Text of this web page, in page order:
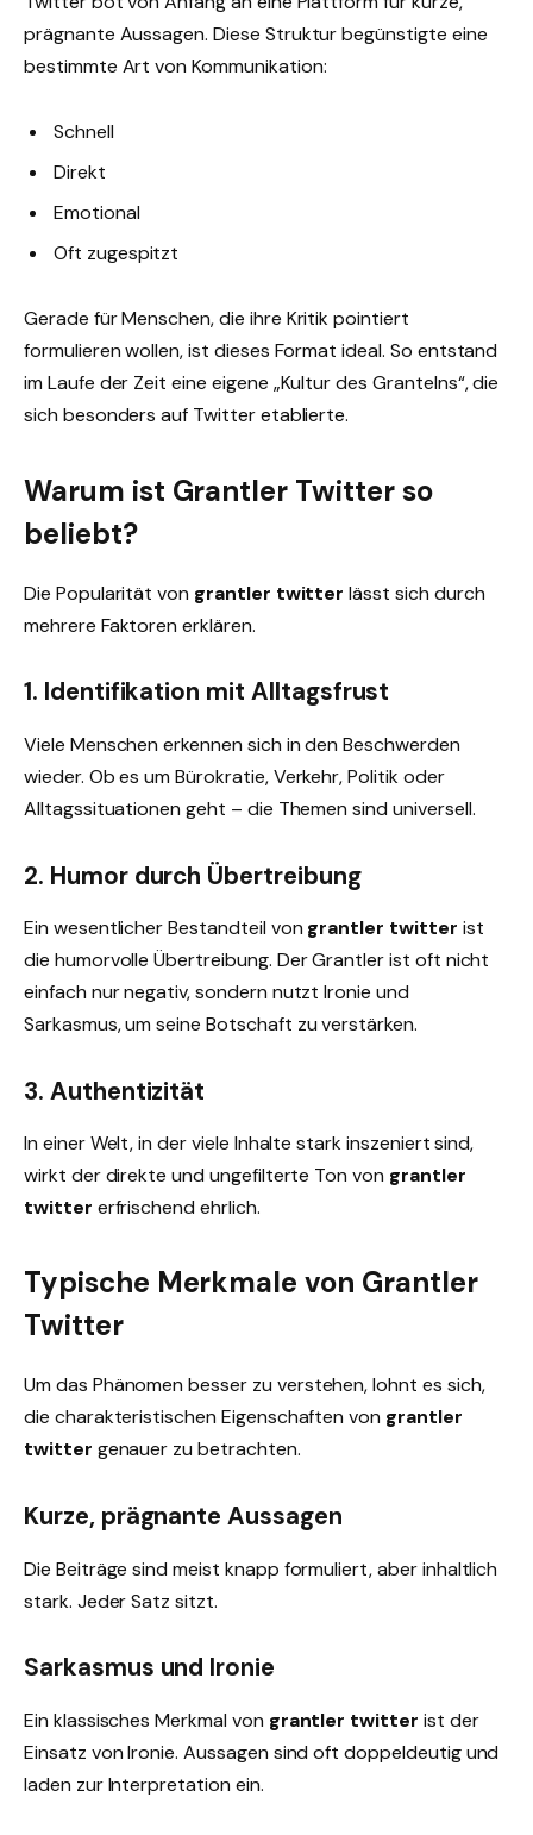
prägnante Aussagen. Diese Struktur begünstigte eine
bestimmte Art von Kommunikation:
Schnell
Direkt
Emotional
Oft zugespitzt
Gerade für Menschen, die ihre Kritik pointiert
formulieren wollen, ist dieses Format ideal. So entstand
im Laufe der Zeit eine eigene „Kultur des Grantelns“, die
sich besonders auf Twitter etablierte.
Warum ist Grantler Twitter so
beliebt?
Die Popularität von grantler twitter lässt sich durch
mehrere Faktoren erklären.
1. Identifikation mit Alltagsfrust
Viele Menschen erkennen sich in den Beschwerden
wieder. Ob es um Bürokratie, Verkehr, Politik oder
Alltagssituationen geht – die Themen sind universell.
2. Humor durch Übertreibung
Ein wesentlicher Bestandteil von grantler twitter ist
die humorvolle Übertreibung. Der Grantler ist oft nicht
einfach nur negativ, sondern nutzt Ironie und
Sarkasmus, um seine Botschaft zu verstärken.
3. Authentizität
In einer Welt, in der viele Inhalte stark inszeniert sind,
wirkt der direkte und ungefilterte Ton von grantler
twitter erfrischend ehrlich.
Typische Merkmale von Grantler
Twitter
Um das Phänomen besser zu verstehen, lohnt es sich,
die charakteristischen Eigenschaften von grantler
twitter genauer zu betrachten.
Kurze, prägnante Aussagen
Die Beiträge sind meist knapp formuliert, aber inhaltlich
stark. Jeder Satz sitzt.
Sarkasmus und Ironie
Ein klassisches Merkmal von grantler twitter ist der
Einsatz von Ironie. Aussagen sind oft doppeldeutig und
laden zur Interpretation ein.